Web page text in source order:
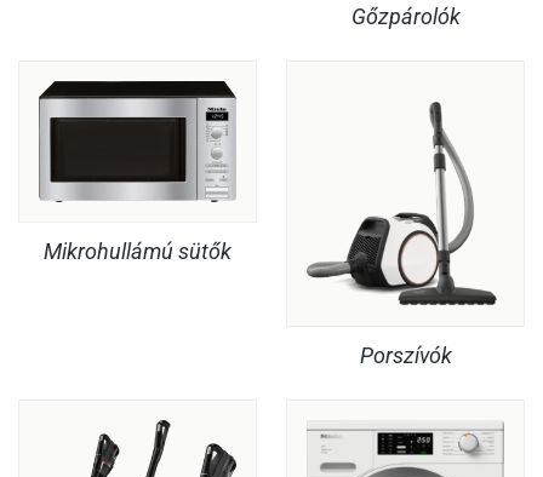
Gőzpárolók
Mikrohullámú sütők
Porszívók